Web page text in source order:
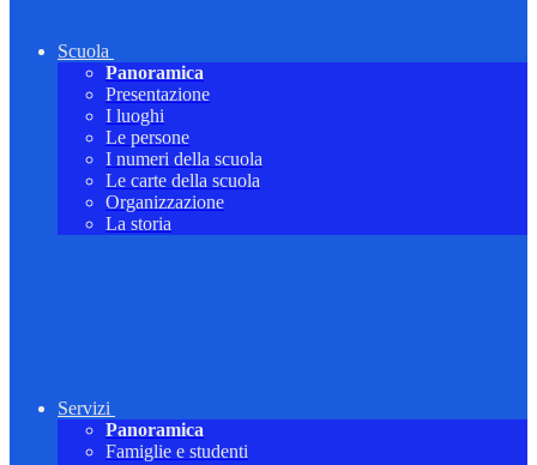
Scuola
Panoramica
Presentazione
I luoghi
Le persone
I numeri della scuola
Le carte della scuola
Organizzazione
La storia
Servizi
Panoramica
Famiglie e studenti